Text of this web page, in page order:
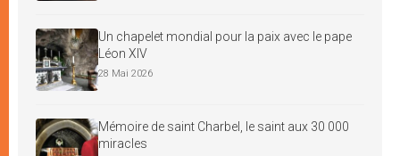
Un chapelet mondial pour la paix avec le pape
Léon XIV
28 Mai 2026
Mémoire de saint Charbel, le saint aux 30 000
miracles